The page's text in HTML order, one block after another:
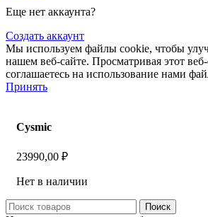
Еще нет аккаунта?
Создать аккаунт
Мы используем файлы cookie, чтобы
нашем веб-сайте. Просматривая этот
соглашаетесь на использование нами
Принять
Cysmic
23990,00 ₽
Нет в наличии
Поиск